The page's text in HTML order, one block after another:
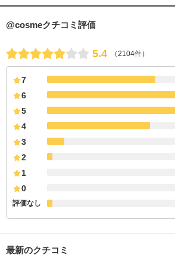
@cosmeクチコミ評価
5.4 （2104件）
7
6
5
4
3
2
1
0
評価なし
最新のクチコミ